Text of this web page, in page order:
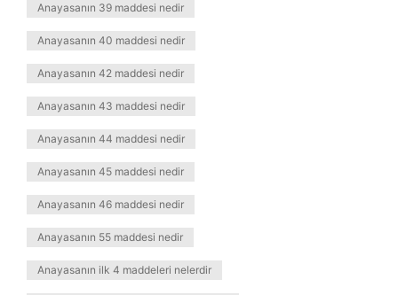
Anayasanın 39 maddesi nedir
Anayasanın 40 maddesi nedir
Anayasanın 42 maddesi nedir
Anayasanın 43 maddesi nedir
Anayasanın 44 maddesi nedir
Anayasanın 45 maddesi nedir
Anayasanın 46 maddesi nedir
Anayasanın 55 maddesi nedir
Anayasanın ilk 4 maddeleri nelerdir